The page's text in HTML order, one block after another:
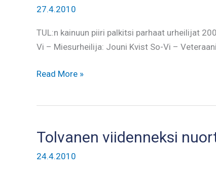
27.4.2010
TUL:n kainuun piiri palkitsi parhaat urheilijat
Vi – Miesurheilija: Jouni Kvist So-Vi –
TUL
Read More »
Tolvanen viidenneksi
24.4.2010